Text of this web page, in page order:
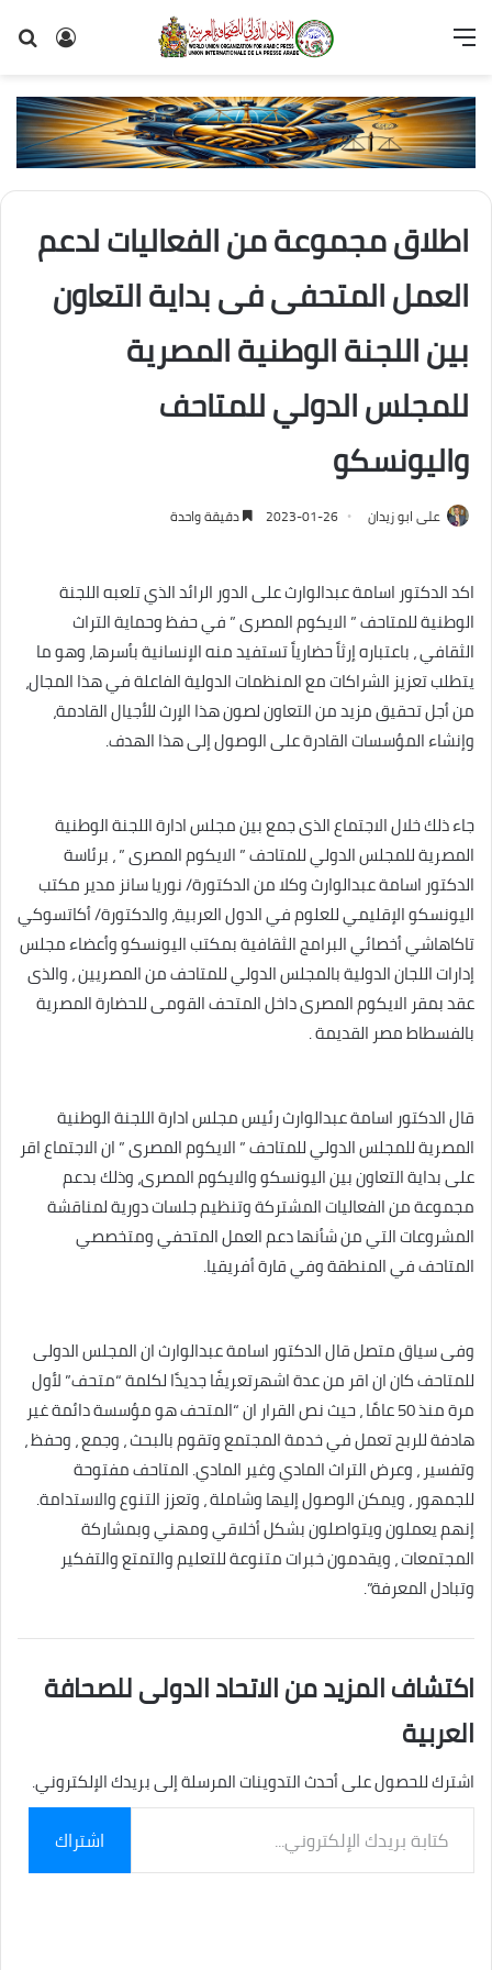
تسجيل
القائمة
اطلاق مجموعة من الفعاليات لدعم
العمل المتحفى فى بداية التعاون
بين اللجنة الوطنية المصرية
للمجلس الدولي للمتاحف
واليونسكو
على ابو زيدان 2023-01-26 دقيقة واحدة
اكد الدكتور اسامة عبدالوارث على الدور الرائد الذي تلعبه اللجنة
الوطنية للمتاحف ” الايكوم المصرى ” في حفظ وحماية التراث
الثقافي ، باعتباره إرثاً حضارياً تستفيد منه الإنسانية بأسرها، وهو ما
يتطلب تعزيز الشراكات مع المنظمات الدولية الفاعلة في هذا المجال،
من أجل تحقيق مزيد من التعاون لصون هذا الإرث للأجيال القادمة،
وإنشاء المؤسسات القادرة على الوصول إلى هذا الهدف.
جاء ذلك خلال الاجتماع الذى جمع بين مجلس ادارة اللجنة الوطنية
المصرية للمجلس الدولي للمتاحف ” الايكوم المصرى ” ، برئاسة
الدكتور اسامة عبدالوارث وكلا من الدكتورة/ نوريا سانز مدير مكتب
اليونسكو الإقليمي للعلوم في الدول العربية، والدكتورة/ أكاتسوكي
تاكاهاشي أخصائي البرامج الثقافية بمكتب اليونسكو وأعضاء مجلس
إدارات اللجان الدولية بالمجلس الدولي للمتاحف من المصريين ، والذى
عقد بمقر الايكوم المصرى داخل المتحف القومى للحضارة المصرية
بالفسطاط مصر القديمة .
قال الدكتور اسامة عبدالوارث رئيس مجلس ادارة اللجنة الوطنية
المصرية للمجلس الدولي للمتاحف ” الايكوم المصرى ” ان الاجتماع اقر
على بداية التعاون بين اليونسكو والايكوم المصرى، وذلك بدعم
مجموعة من الفعاليات المشتركة وتنظيم جلسات دورية لمناقشة
المشروعات التي من شأنها دعم العمل المتحفي ومتخصصي
المتاحف في المنطقة وفي قارة أفريقيا.
وفى سياق متصل قال الدكتور اسامة عبدالوارث ان المجلس الدولى
للمتاحف كان ان اقر من عدة اشهرتعريفًا جديدًا لكلمة “متحف” لأول
مرة منذ 50 عامًا ، حيث نص القرار ان “المتحف هو مؤسسة دائمة غير
هادفة للربح تعمل في خدمة المجتمع وتقوم بالبحث ، وجمع ، وحفظ ،
وتفسير ، وعرض التراث المادي وغير المادي. المتاحف مفتوحة
للجمهور ، ويمكن الوصول إليها وشاملة ، وتعزز التنوع والاستدامة.
إنهم يعملون ويتواصلون بشكل أخلاقي ومهني وبمشاركة
المجتمعات ، ويقدمون خبرات متنوعة للتعليم والتمتع والتفكير
وتبادل المعرفة”.
اكتشاف المزيد من الاتحاد الدولى للصحافة
العربية
اشترك للحصول على أحدث التدوينات المرسلة إلى بريدك الإلكتروني.
بريدك
الإلكتروني...
اشتراك